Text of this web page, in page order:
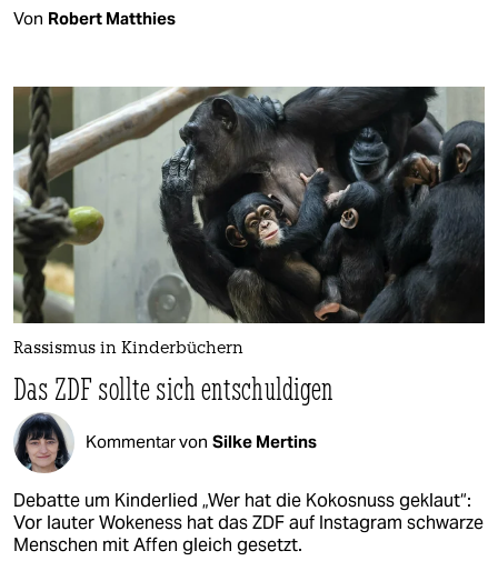
Von Robert Matthies
Rassismus in Kinderbüchern
Das ZDF sollte sich entschuldigen
Kommentar von Silke Mertins
Debatte um Kinderlied „Wer hat die Kokosnuss geklaut“:
Vor lauter Wokeness hat das ZDF auf Instagram schwarze
Menschen mit Affen gleich gesetzt.